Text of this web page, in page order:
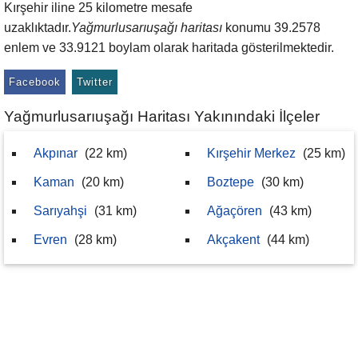
Kırşehir iline 25 kilometre mesafe
uzaklıktadır.Yağmurlusarıuşağı haritası konumu 39.2578
enlem ve 33.9121 boylam olarak haritada gösterilmektedir.
Facebook Twitter
Yağmurlusarıuşağı Haritası Yakınındaki İlçeler
Akpınar (22 km)
Kaman (20 km)
Sarıyahşi (31 km)
Evren (28 km)
Kırşehir Merkez (25 km)
Boztepe (30 km)
Ağaçören (43 km)
Akçakent (44 km)